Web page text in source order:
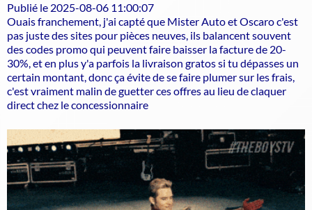
Publié le 2025-08-06 11:00:07
Ouais franchement, j'ai capté que Mister Auto et Oscaro c'est
pas juste des sites pour pièces neuves, ils balancent souvent
des codes promo qui peuvent faire baisser la facture de 20-
30%, et en plus y'a parfois la livraison gratos si tu dépasses un
certain montant, donc ça évite de se faire plumer sur les frais,
c'est vraiment malin de guetter ces offres au lieu de claquer
direct chez le concessionnaire